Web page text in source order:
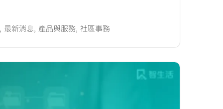
, 最新消息, 產品與服務, 社區事務